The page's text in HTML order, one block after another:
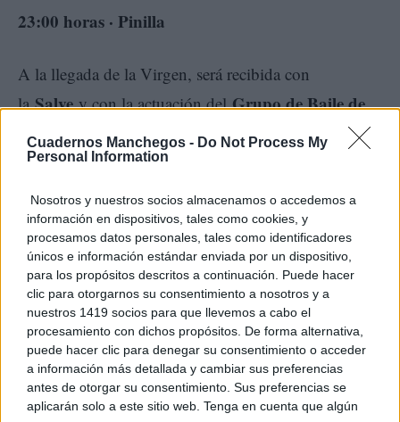
Cuadernos Manchegos - Do Not Process My
Personal Information
Nosotros y nuestros socios almacenamos o accedemos a
información en dispositivos, tales como cookies, y
procesamos datos personales, tales como identificadores
únicos e información estándar enviada por un dispositivo,
para los propósitos descritos a continuación. Puede hacer
clic para otorgarnos su consentimiento a nosotros y a
nuestros 1419 socios para que llevemos a cabo el
procesamiento con dichos propósitos. De forma alternativa,
puede hacer clic para denegar su consentimiento o acceder
a información más detallada y cambiar sus preferencias
antes de otorgar su consentimiento. Sus preferencias se
aplicarán solo a este sitio web. Tenga en cuenta que algún
23:00 horas · Pinilla
A la llegada de la Virgen, será recibida con
laSalvey con la actuación delGrupo de Baile de
Rosa Mercedes
Posteriormente,Chemi
dedicadas a la Virgen mientras la Patrona es
introducida en la ermita.
Domingo, 26 de abril
09:00 horas · C/ Veracruz con C/ Dª. Crisanta
Tendrá lugar laconcentración de carrozas y